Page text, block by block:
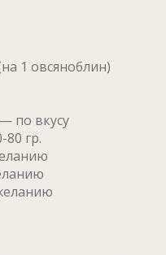
1 овсяноблин)
по вкусу
80 гр.